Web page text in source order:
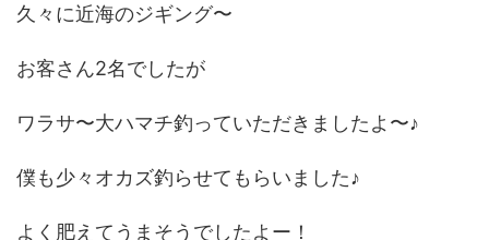
久々に近海のジギング〜
お客さん2名でしたが
ワラサ〜大ハマチ釣っていただきましたよ〜♪
僕も少々オカズ釣らせてもらいました♪
よく肥えてうまそうでしたよー！